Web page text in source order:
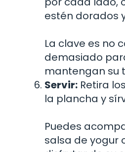
estén dorados
La clave es no
demasiado
mantengan su
Servir: Retira
la plancha y
Puedes
salsa de yogur